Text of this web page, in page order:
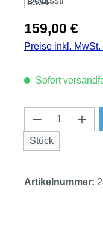
Regulärer Preis:
159,00 €
Preise inkl.
Sofort
Produkt
Stück
Artikelnummer: